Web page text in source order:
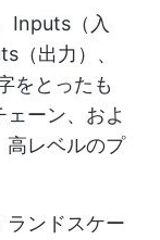
Inputs（入
（出力）、
をとったも
ーン、およ
高レベルのプ
ランドスケー